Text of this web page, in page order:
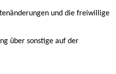
und die freiwillige
über sonstige auf der